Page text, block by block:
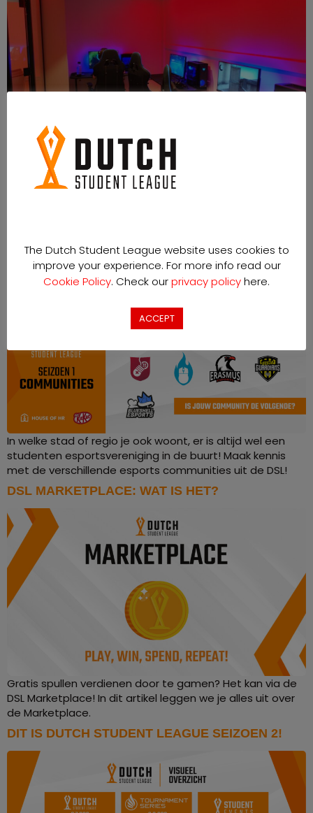
Op 15 oktober 2022 openden Blueshell Esports en Esports
Team Twente een heuse Esports Lounge op de
UIT DE DUTCH STUDENT LEAGUE
In welke stad of regio je ook woont, er is altijd wel een
studenten esportsvereniging in de buurt! Maak kennis
met de verschillende esports communities uit de DSL!
DSL MARKETPLACE: WAT IS HET?
Gratis spullen verdienen door te gamen? Het kan via de
DSL Marketplace! In dit artikel leggen we je alles uit over
de Marketplace.
DIT IS DUTCH STUDENT LEAGUE SEIZOEN 2!
The Dutch Student League website uses cookies to
improve your experience. For more info read our
Cookie Policy. Check ourprivacy policyhere.
ACCEPT